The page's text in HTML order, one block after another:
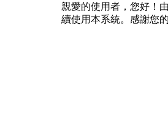
親愛的使用者，您好！
續使用本系統。感謝您的